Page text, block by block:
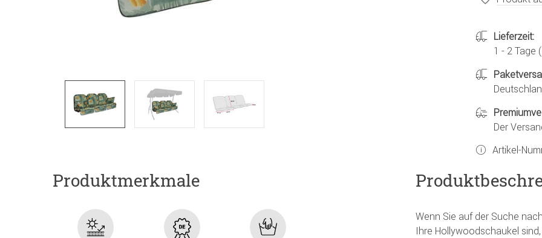
Lieferzeit:
1 - 2 Tage
Der
Artikel-
Produktmerkmale
Wenn Sie auf der Suche
Ihre Hollywoodschaukel